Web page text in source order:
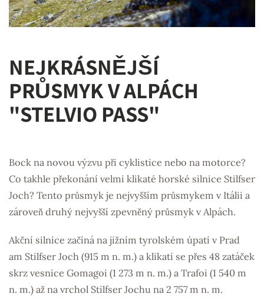
NEJKRÁSNĚJŠÍ
PRŮSMYK V ALPÁCH
"STELVIO PASS"
Bock na novou výzvu při cyklistice nebo na motorce?
Co takhle překonání velmi klikaté horské silnice Stilfser
Joch? Tento průsmyk je nejvyšším průsmykem v Itálii a
zároveň druhý nejvyšší zpevněný průsmyk v Alpách.
Akční silnice začíná na jižním tyrolském úpatí v Prad
am Stilfser Joch (915 m n. m.) a klikatí se přes 48 zatáček
skrz vesnice Gomagoi (1 273 m n. m.) a Trafoi (1 540 m
n. m.) až na vrchol Stilfser Jochu na 2 757 m n. m.